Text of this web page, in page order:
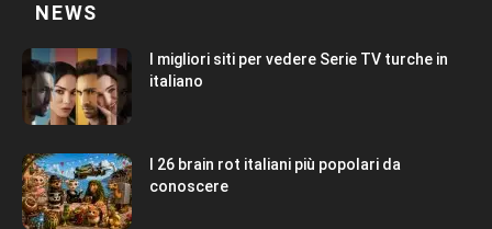
NEWS
I migliori siti per vedere Serie TV turche in
italiano
I 26 brain rot italiani più popolari da
conoscere